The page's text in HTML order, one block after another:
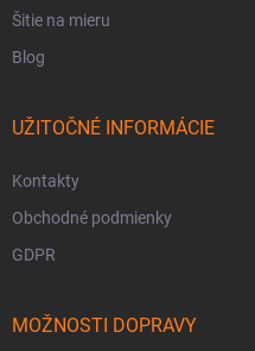
Šitie na mieru
Blog
UŽITOČNÉ INFORMÁCIE
Kontakty
Obchodné podmienky
GDPR
MOŽNOSTI DOPRAVY